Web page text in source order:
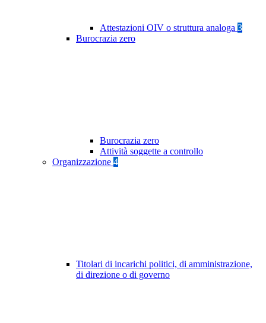
Attestazioni OIV o struttura analoga 3
Burocrazia zero
Burocrazia zero
Attività soggette a controllo
Organizzazione 4
Titolari di incarichi politici, di amministrazione,
di direzione o di governo